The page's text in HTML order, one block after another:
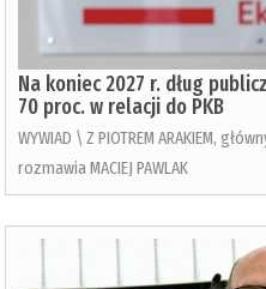
Na koniec 2027 r. dług
70 proc. w relacji do PKB
WYWIAD \ Z PIOTREM ARAKIEM,
rozmawia MACIEJ PAWLAK